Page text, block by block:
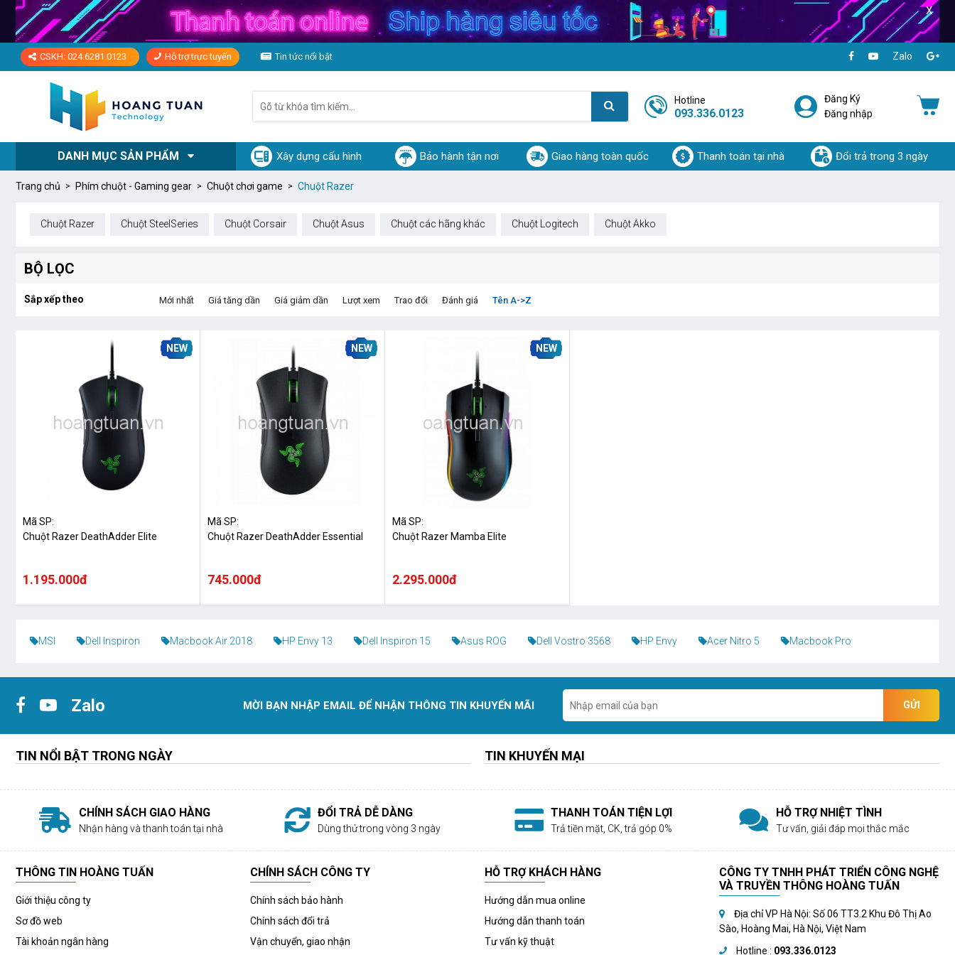
X
CSKH: 024.6281.0123 Hỗ trợ trực tuyến Tin tức nổi bật Zalo
Hotline
093.336.0123
Đăng Ký
Đăng nhập
DANH MỤC SẢN PHẨM Xây dựng cấu hình Bảo hành tận nơi Giao hàng toàn quốc Thanh toán tại nhà Đổi trả trong 3 ngày
Trang chủ Phím chuột - Gaming gear Chuột chơi game Chuột Razer
Chuột Razer Chuột SteelSeries Chuột Corsair Chuột Asus Chuột các hãng khác Chuột Logitech Chuột Akko
BỘ LỌC
Sắp xếp theo Mới nhất Giá tăng dần Giá giảm dần Lượt xem Trao đổi Đánh giá Tên A->Z
NEW
Mã SP:
Chuột Razer DeathAdder Elite
1.195.000đ
NEW
Mã SP:
Chuột Razer DeathAdder Essential
745.000đ
NEW
Mã SP:
Chuột Razer Mamba Elite
2.295.000đ
MSI Dell Inspiron Macbook Air 2018 HP Envy 13 Dell Inspiron 15 Asus ROG Dell Vostro 3568 HP Envy Acer Nitro 5 Macbook Pro
Zalo MỜI BẠN NHẬP EMAIL ĐỂ NHẬN THÔNG TIN KHUYẾN MÃI GỬI
TIN NỔI BẬT TRONG NGÀY TIN KHUYẾN MẠI
CHÍNH SÁCH GIAO HÀNG
Nhận hàng và thanh toán tại nhà
ĐỔI TRẢ DỄ DÀNG
Dùng thử trong vòng 3 ngày
THANH TOÁN TIỆN LỢI
Trả tiền mặt, CK, trả góp 0%
HỖ TRỢ NHIỆT TÌNH
Tư vấn, giải đáp mọi thắc mắc
THÔNG TIN HOÀNG TUẤN
Giới thiệu công ty
Sơ đồ web
Tài khoản ngân hàng
CHÍNH SÁCH CÔNG TY
Chính sách bảo hành
Chính sách đổi trả
Vận chuyển, giao nhận
HỖ TRỢ KHÁCH HÀNG
Hướng dẫn mua online
Hướng dẫn thanh toán
Tư vấn kỹ thuật
CÔNG TY TNHH PHÁT TRIỂN CÔNG NGHỆ
VÀ TRUYỀN THÔNG HOÀNG TUẤN
Địa chỉ VP Hà Nội: Số 06 TT3.2 Khu Đô Thị Ao
Sào, Hoàng Mai, Hà Nội, Việt Nam
Hotline : 093.336.0123